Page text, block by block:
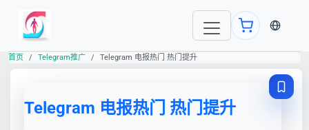
当前语
首页 Telegram推广 Telegram 电报热门 热门提升
Telegram 电报热门 热门提升